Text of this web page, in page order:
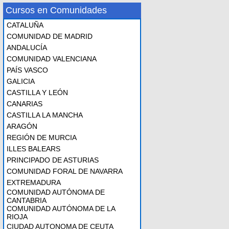
Cursos en Comunidades
CATALUÑA
COMUNIDAD DE MADRID
ANDALUCÍA
COMUNIDAD VALENCIANA
PAÍS VASCO
GALICIA
CASTILLA Y LEÓN
CANARIAS
CASTILLA LA MANCHA
ARAGÓN
REGIÓN DE MURCIA
ILLES BALEARS
PRINCIPADO DE ASTURIAS
COMUNIDAD FORAL DE NAVARRA
EXTREMADURA
COMUNIDAD AUTÓNOMA DE
CANTABRIA
COMUNIDAD AUTÓNOMA DE LA
RIOJA
CIUDAD AUTONOMA DE CEUTA